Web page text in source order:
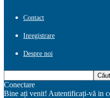
Contact
Inregistrare
Despre noi
Conectare
Bine ați venit! Autentificați-vă in